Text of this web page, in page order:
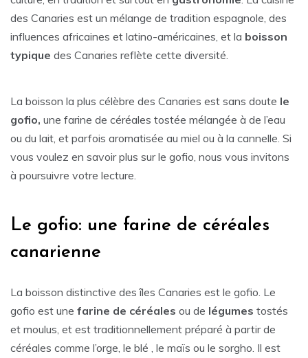
des Canaries est un mélange de tradition espagnole, des
influences africaines et latino-américaines, et la boisson
typique des Canaries reflète cette diversité.
La boisson la plus célèbre des Canaries est sans doute le
gofio, une farine de céréales tostée mélangée à de l’eau
ou du lait, et parfois aromatisée au miel ou à la cannelle. Si
vous voulez en savoir plus sur le gofio, nous vous invitons
à poursuivre votre lecture.
Le gofio: une farine de céréales
canarienne
La boisson distinctive des îles Canaries est le gofio. Le
gofio est une farine de céréales ou de légumes tostés
et moulus, et est traditionnellement préparé à partir de
céréales comme l’orge, le blé , le maïs ou le sorgho. Il est